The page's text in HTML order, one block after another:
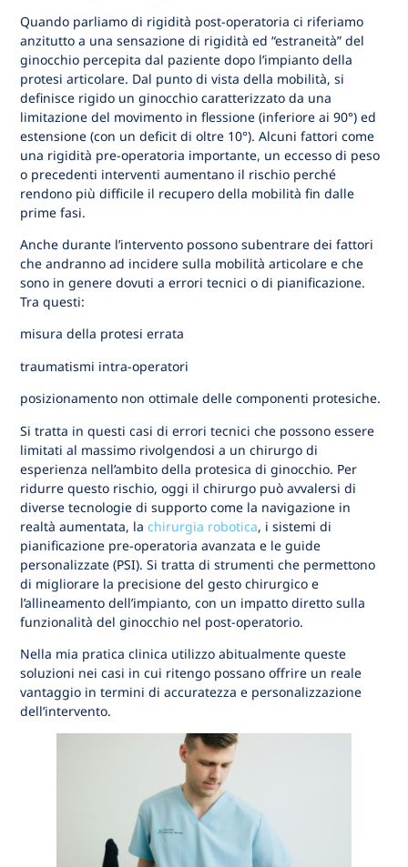
Quando parliamo di rigidità post-operatoria ci riferiamo
anzitutto a una sensazione di rigidità ed “estraneità” del
ginocchio percepita dal paziente dopo l’impianto della
protesi articolare. Dal punto di vista della mobilità, si
definisce rigido un ginocchio caratterizzato da una
limitazione del movimento in flessione (inferiore ai 90°) ed
estensione (con un deficit di oltre 10°). Alcuni fattori come
una rigidità pre-operatoria importante, un eccesso di peso
o precedenti interventi aumentano il rischio perché
rendono più difficile il recupero della mobilità fin dalle
prime fasi.
Anche durante l’intervento possono subentrare dei fattori
che andranno ad incidere sulla mobilità articolare e che
sono in genere dovuti a errori tecnici o di pianificazione.
Tra questi:
misura della protesi errata
traumatismi intra-operatori
posizionamento non ottimale delle componenti protesiche.
Si tratta in questi casi di errori tecnici che possono essere
limitati al massimo rivolgendosi a un chirurgo di
esperienza nell’ambito della protesica di ginocchio. Per
ridurre questo rischio, oggi il chirurgo può avvalersi di
diverse tecnologie di supporto come la navigazione in
realtà aumentata, lachirurgia robotica, i sistemi di
pianificazione pre-operatoria avanzata e le guide
personalizzate (PSI). Si tratta di strumenti che permettono
di migliorare la precisione del gesto chirurgico e
l’allineamento dell’impianto, con un impatto diretto sulla
funzionalità del ginocchio nel post-operatorio.
Nella mia pratica clinica utilizzo abitualmente queste
soluzioni nei casi in cui ritengo possano offrire un reale
vantaggio in termini di accuratezza e personalizzazione
dell’intervento.